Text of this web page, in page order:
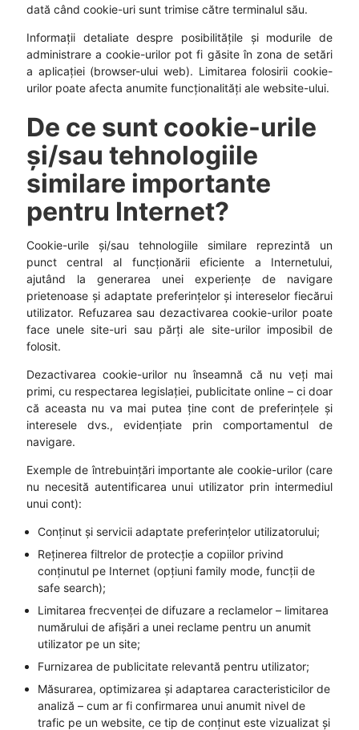
dată când cookie-uri sunt trimise către terminalul său.
Informații detaliate despre posibilitățile și modurile de
administrare a cookie-urilor pot fi găsite în zona de setări
a aplicației (browser-ului web). Limitarea folosirii cookie-
urilor poate afecta anumite funcționalități ale website-ului.
De ce sunt cookie-urile
și/sau tehnologiile
similare importante
pentru Internet?
Cookie-urile și/sau tehnologiile similare reprezintă un
punct central al funcționării eficiente a Internetului,
ajutând la generarea unei experiențe de navigare
prietenoase și adaptate preferințelor și intereselor fiecărui
utilizator. Refuzarea sau dezactivarea cookie-urilor poate
face unele site-uri sau părți ale site-urilor imposibil de
folosit.
Dezactivarea cookie-urilor nu înseamnă că nu veți mai
primi, cu respectarea legislației, publicitate online – ci doar
că aceasta nu va mai putea ține cont de preferințele și
interesele dvs., evidențiate prin comportamentul de
navigare.
Exemple de întrebuințări importante ale cookie-urilor (care
nu necesită autentificarea unui utilizator prin intermediul
unui cont):
Conținut și servicii adaptate preferințelor utilizatorului;
Reținerea filtrelor de protecție a copiilor privind
conținutul pe Internet (opțiuni family mode, funcții de
safe search);
Limitarea frecvenței de difuzare a reclamelor – limitarea
numărului de afișări a unei reclame pentru un anumit
utilizator pe un site;
Furnizarea de publicitate relevantă pentru utilizator;
Măsurarea, optimizarea și adaptarea caracteristicilor de
analiză – cum ar fi confirmarea unui anumit nivel de
trafic pe un website, ce tip de conținut este vizualizat și